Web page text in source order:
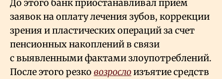
До этого банк приостанавливал прием
заявок на оплату лечения зубов, коррекции
зрения и пластических операций за счет
пенсионных накоплений в связи
с выявленными фактами злоупотреблений.
После этого резко возрослоизъятие средств